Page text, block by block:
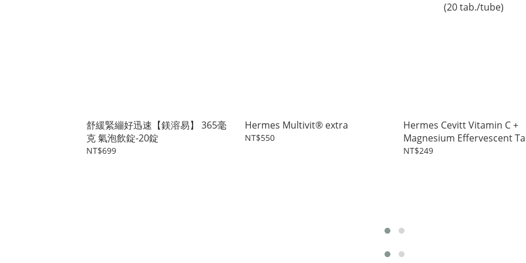
舒緩緊繃好迅速【鎂溶易】 365毫
克 氣泡飲錠-20錠
NT$699
Hermes Multivit® extra
NT$550
Hermes Cevitt Vitamin C +
Magnesium Effervescent
(20 tab./tube)
NT$249